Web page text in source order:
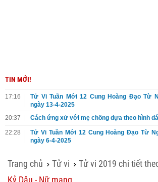
TIN MỚI!
17:16
Tử Vi Tuần Mới 12 Cung Hoàng Đạo Từ
ngày 13-4-2025
20:37
Cách ứng xử với mẹ chồng dựa theo hình
22:28
Tử Vi Tuần Mới 12 Cung Hoàng Đạo Từ
ngày 6-4-2025
Trang chủ › Tử vi › Tử vi 2019 chi tiết
Kỷ Dậu - Nữ mạng